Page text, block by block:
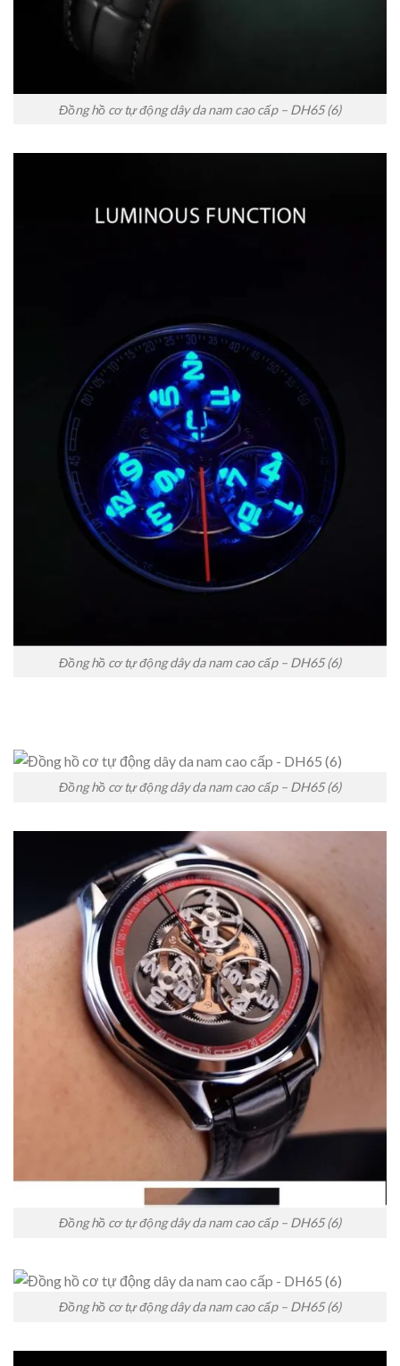
Đồng hồ cơ tự động dây da nam cao cấp – DH65 (6)
Đồng hồ cơ tự động dây da nam cao cấp – DH65 (6)
Đồng hồ cơ tự động dây da nam cao cấp – DH65 (6)
Đồng hồ cơ tự động dây da nam cao cấp – DH65 (6)
Đồng hồ cơ tự động dây da nam cao cấp – DH65 (6)